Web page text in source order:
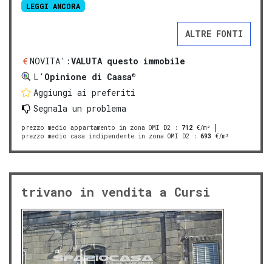
LEGGI ANCORA
ALTRE FONTI
NOVITA':VALUTA questo immobile
L' Opinione di Caasa®
Aggiungi ai preferiti
Segnala un problema
prezzo medio appartamento in zona OMI D2 : 712 €/m²
prezzo medio casa indipendente in zona OMI D2 : 693 €/m²
trivano in vendita a Cursi